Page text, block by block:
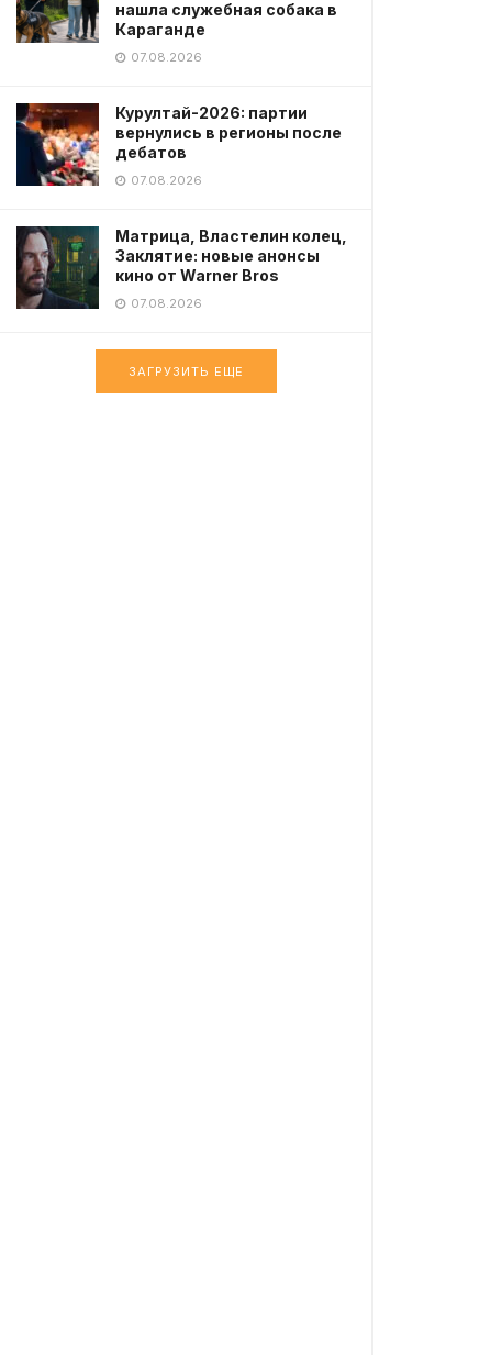
нашла служебная собака в
Караганде
07.08.2026
Курултай-2026: партии
вернулись в регионы после
дебатов
07.08.2026
Матрица, Властелин колец,
Заклятие: новые анонсы
кино от Warner Bros
07.08.2026
ЗАГРУЗИТЬ ЕЩЕ